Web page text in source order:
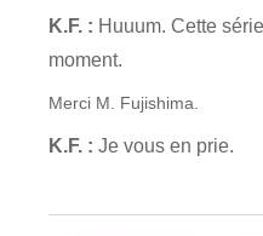
K.F. : Huuum. Cette
moment.
Merci M. Fujishima.
K.F. : Je vous en prie.